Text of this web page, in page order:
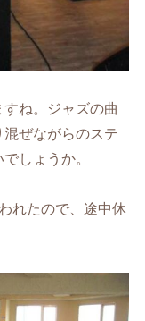
ね。ジャズの曲
ぜながらのステ
しょうか。
れたので、途中休